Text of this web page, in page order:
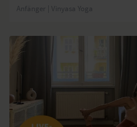
Anfänger | Vinyasa Yoga